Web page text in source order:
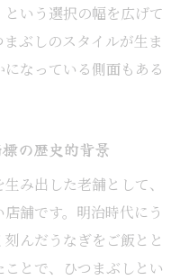
いう選択の幅を広げて
ぶしのスタイルが生ま
なっている側面もある
の歴史的背景
み出した老舗として、
舗です。明治時代にう
んだうなぎをご飯とと
とで、ひつまぶしとい